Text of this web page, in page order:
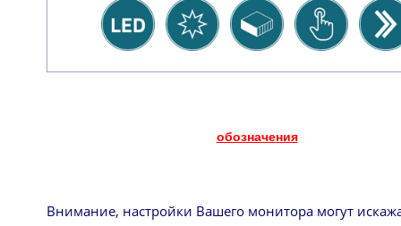
обозначения
Внимание, настройки Вашего монитора могут